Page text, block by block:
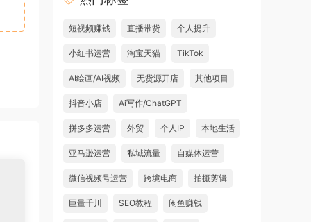
短视频赚钱 直播带货 个人提升
小红书运营 淘宝天猫 TikTok
AI绘画/AI视频 无货源开店 其他项目
抖音小店 Ai写作/ChatGPT
拼多多运营 外贸 个人IP 本地生活
亚马逊运营 私域流量 自媒体运营
微信视频号运营 跨境电商 拍摄剪辑
巨量千川 SEO教程 闲鱼赚钱